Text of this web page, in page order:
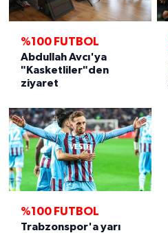
%100 FUTBOL
Abdullah Avcı'ya
"Kasketliler"den
ziyaret
%100 FUTBOL
Trabzonspor'a yarı